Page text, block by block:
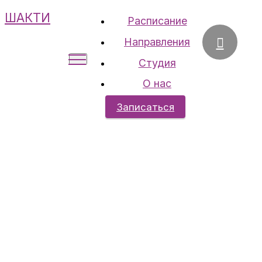
ШАКТИ
Расписание
Направления
Студия
О нас
Записаться